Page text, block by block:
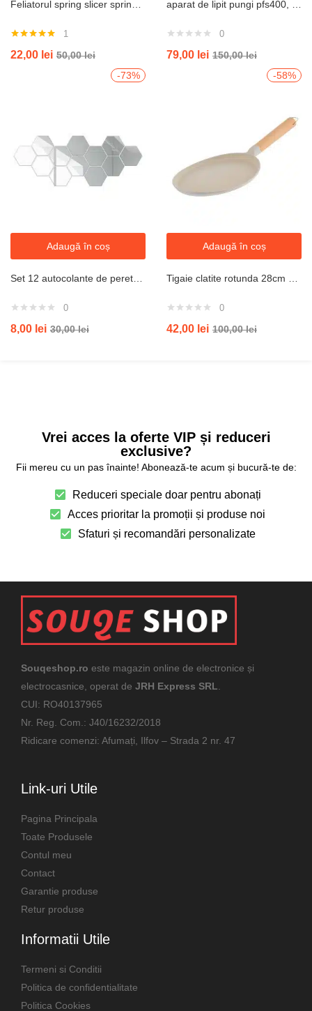
5.00din 5
1
22,00 lei 50,00lei
0
79,00 lei 150,00lei
-73%
Adaugă în coș
0
8,00 lei 30,00lei
-58%
Adaugă în coș
0
42,00 lei 100,00lei
Vrei acces la oferte VIP și reduceri
exclusive?
Fii mereu cu un pas înainte! Abonează-te acum și bucură-te de:
Reduceri speciale doar pentru abonați
Acces prioritar la promoții și produse noi
Sfaturi și recomandări personalizate
Souqeshop.ro este magazin online de electronice și
electrocasnice, operat de JRH Express SRL
CUI: RO40137965
Nr. Reg. Com.: J40/16232/2018
Ridicare comenzi: Afumați, Ilfov – Strada 2 nr. 47
Link-uri Utile
Pagina Principala
Toate Produsele
Contul meu
Contact
Garantie produse
Retur produse
Informatii Utile
Termeni si Conditii
Politica de confidentialitate
Politica Cookies